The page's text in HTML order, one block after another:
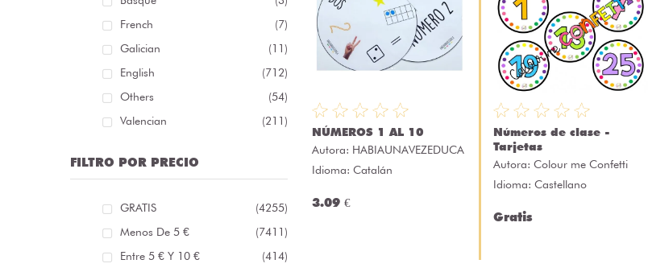
French
(7)
Galician
(11)
English
(712)
Others
(54)
Valencian
(211)
FILTRO POR PRECIO
GRATIS
(4255)
Menos De 5 €
(7411)
Entre 5 € Y 10 €
(414)
NÚMEROS 1 AL 10
Autora: HABIAUNAVEZEDUCA
Idioma: Catalán
3.09 €
Números de clase -
Tarjetas
Autora: Colour me Confetti
Idioma: Castellano
Gratis